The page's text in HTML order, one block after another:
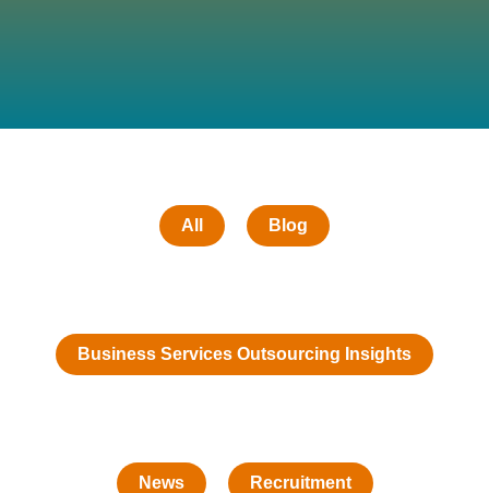
All Blog
Business Services Outsourcing Insights
News Recruitment